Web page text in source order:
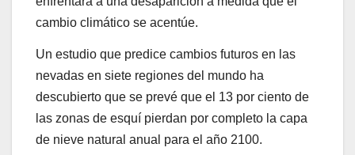
cambio climático se acentúe.
Un estudio que predice cambios futuros en las
nevadas en siete regiones del mundo ha
descubierto que se prevé que el 13 por ciento de
las zonas de esquí pierdan por completo la capa
de nieve natural anual para el año 2100.